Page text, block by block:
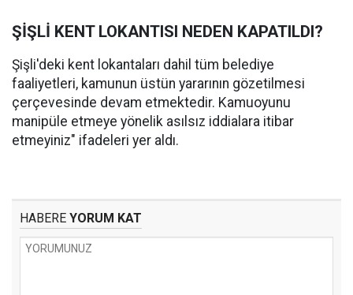
ŞİŞLİ KENT LOKANTISI NEDEN KAPATILDI?
Şişli'deki kent lokantaları dahil tüm belediye
faaliyetleri, kamunun üstün yararının gözetilmesi
çerçevesinde devam etmektedir. Kamuoyunu
manipüle etmeye yönelik asılsız iddialara itibar
etmeyiniz" ifadeleri yer aldı.
HABERE YORUM KAT